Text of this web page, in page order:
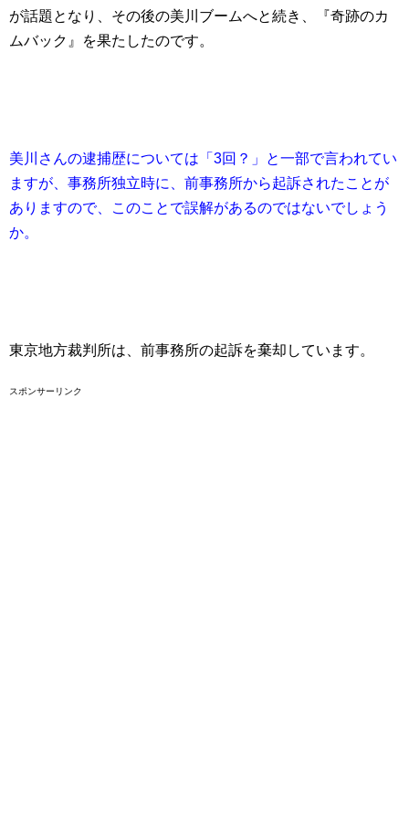
が話題となり、その後の美川ブームへと続き、『奇跡のカ
ムバック』を果たしたのです。
美川さんの逮捕歴については「3回？」と一部で言われてい
ますが、事務所独立時に、前事務所から起訴されたことが
ありますので、このことで誤解があるのではないでしょう
か。
東京地方裁判所は、前事務所の起訴を棄却しています。
スポンサーリンク